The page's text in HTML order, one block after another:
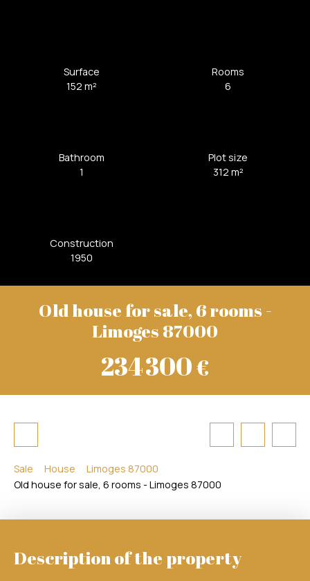
Surface
152m²
Rooms
6
Bathroom
1
Plot size
312 m²
Construction
1950
Old house for sale, 6 rooms -
Limoges 87000
234 300€
Sale House
Limoges 87000
Old house for sale, 6 rooms - Limoges 87000
Description of the property